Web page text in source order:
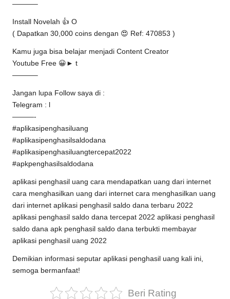
———–
Install Novelah 👍 O
( Dapatkan 30,000 coins dengan 😍 Ref: 470853 )
Kamu juga bisa belajar menjadi Content Creator
Youtube Free 😀► t
———–
Jangan lupa Follow saya di :
Telegram : l
———-
#aplikasipenghasiluang
#aplikasipenghasilsaldodana
#aplikasipenghasiluangtercepat2022
#apkpenghasilsaldodana
aplikasi penghasil uang cara mendapatkan uang dari internet
cara menghasilkan uang dari internet cara menghasilkan uang
dari internet aplikasi penghasil saldo dana terbaru 2022
aplikasi penghasil saldo dana tercepat 2022 aplikasi penghasil
saldo dana apk penghasil saldo dana terbukti membayar
aplikasi penghasil uang 2022
Demikian informasi seputar aplikasi penghasil uang kali ini,
semoga bermanfaat!
Beri Rating